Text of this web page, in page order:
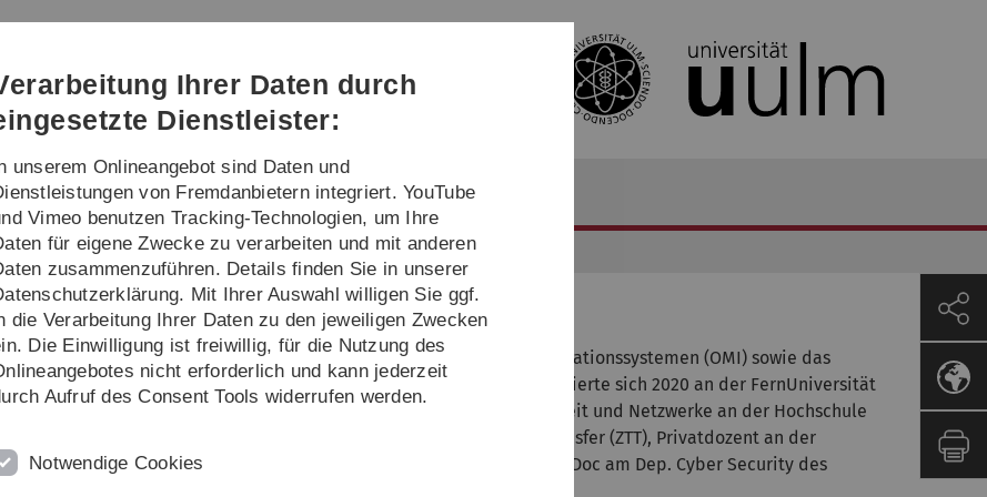
Direkt
Direkt
Direkt
(Sprache,
Drucken,
Social
Direkt
Direkt
Institut Mitarbeiter Prof. Dr. Steffen Wendzel
leitet das Institut für Organisation und Management von Informationssystemen (OMI) sowie das
und Informationszentrums (kiz) der Universität Ulm. Er habilitierte sich 2020 an der FernUniversität
an der er 2013 auch promovierte. Zuvor war er Professor für IT-Sicherheit und Netzwerke an der Hochschule
dort wissenschaftlicher Leiter des Zentrums für Technologie und Transfer (ZTT), Privatdozent an der
Mathematik und Informatik der FernUniversität in Hagen sowie PostDoc am Dep. Cyber Security des
Ihrer Daten durch
Dienstleister:
unserem Onlineangebot sind Daten und
von Fremdanbietern integriert. YouTube
Vimeo benutzen Tracking-Technologien, um Ihre
für eigene Zwecke zu verarbeiten und mit anderen
zusammenzuführen. Details finden Sie in unserer
Mit Ihrer Auswahl willigen Sie ggf.
die Verarbeitung Ihrer Daten zu den jeweiligen Zwecken
Die Einwilligung ist freiwillig, für die Nutzung des
nicht erforderlich und kann jederzeit
Aufruf des Consent Tools widerrufen werden.
Notwendige Cookies